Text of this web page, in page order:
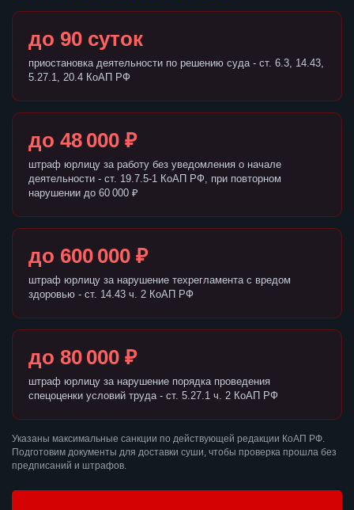
до 90 суток
приостановка деятельности по решению суда - ст. 6.3, 14.43,
5.27.1, 20.4 КоАП РФ
до 48 000 ₽
штраф юрлицу за работу без уведомления о начале
деятельности - ст. 19.7.5-1 КоАП РФ, при повторном
нарушении до 60 000 ₽
до 600 000 ₽
штраф юрлицу за нарушение техрегламента с вредом
здоровью - ст. 14.43 ч. 2 КоАП РФ
до 80 000 ₽
штраф юрлицу за нарушение порядка проведения
спецоценки условий труда - ст. 5.27.1 ч. 2 КоАП РФ
Указаны максимальные санкции по действующей редакции КоАП РФ.
Подготовим документы для доставки суши, чтобы проверка прошла без
предписаний и штрафов.